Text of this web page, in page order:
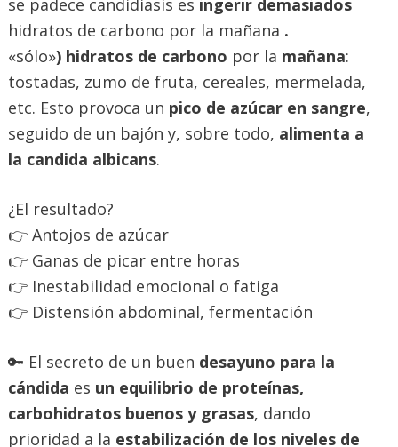
hidratos de carbono por la mañana .
«sólo») hidratos de carbono por la mañana:
tostadas, zumo de fruta, cereales, mermelada,
etc. Esto provoca un pico de azúcar en sangre,
seguido de un bajón y, sobre todo, alimenta a
la candida albicans.
¿El resultado?
👉 Antojos de azúcar
👉 Ganas de picar entre horas
👉 Inestabilidad emocional o fatiga
👉 Distensión abdominal, fermentación
🔑 El secreto de un buen desayuno para la
cándida es un equilibrio de proteínas,
carbohidratos buenos y grasas, dando
prioridad a la estabilización de los niveles de